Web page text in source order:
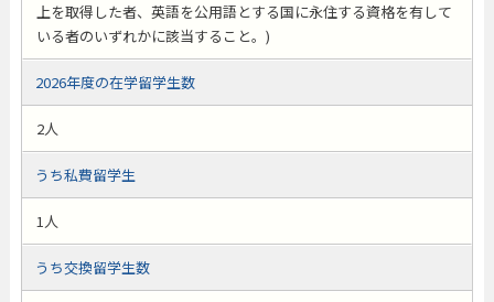
上を取得した者、英語を公用語とする国に永住する資格を有して
いる者のいずれかに該当すること。)
2026年度の在学留学生数
2人
うち私費留学生
1人
うち交換留学生数